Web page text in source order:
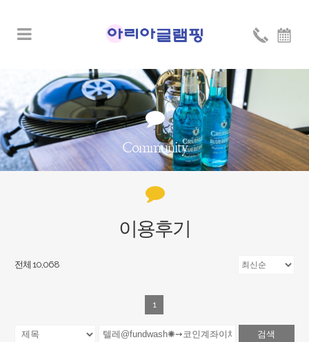
Community
이용후기
전체 10,068
1
검색